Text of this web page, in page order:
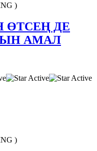
)
ӨТСЕҢ ДЕ
АМАЛ
)